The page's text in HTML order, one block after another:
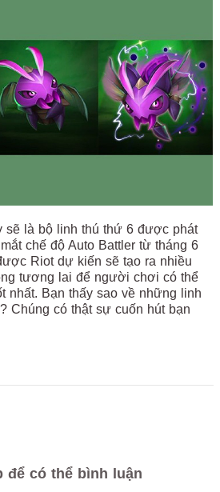
sẽ là bộ linh thú thứ 6 được phát
chế độ Auto Battler từ tháng 6
Riot dự kiến sẽ tạo ra nhiều
tương lai để người chơi có thể
nhất. Bạn thấy sao về những linh
Chúng có thật sự cuốn hút bạn
để có thể bình luận